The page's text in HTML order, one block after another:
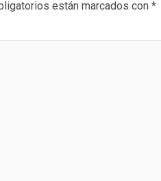
están marcados con *